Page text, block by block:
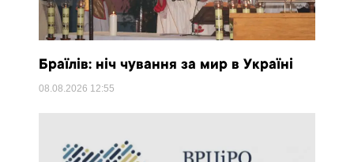
Браїлів: ніч чування за мир в Україні
08.08.2026 12:55